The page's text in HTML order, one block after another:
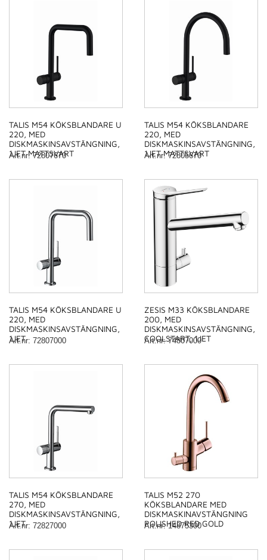
TALIS M54 KÖKSBLANDARE U
220, MED
DISKMASKINSAVSTÄNGNING,
1JET MATTSVART
Art.nr:72807670
TALIS M54 KÖKSBLANDARE
220, MED
DISKMASKINSAVSTÄNGNING,
1JET MATTSVART
Art.nr:72805670
TALIS M54 KÖKSBLANDARE U
220, MED
DISKMASKINSAVSTÄNGNING,
1JET
Art.nr: 72807000
ZESIS M33 KÖKSBLANDARE
200, MED
DISKMASKINSAVSTÄNGNING,
COOLSTART, 1JET
Art.nr:74807000
TALIS M54 KÖKSBLANDARE
270, MED
DISKMASKINSAVSTÄNGNING,
1JET
Art.nr: 72827000
TALIS M52 270
KÖKSBLANDARE MED
DISKMASKINAVSTÄNGNING
POLISHED RED GOLD
Art.nr:14875300